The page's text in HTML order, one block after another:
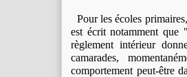
Pour les écoles
est écrit notamment que
règlement intérieur
camarades,
comportement peut-être